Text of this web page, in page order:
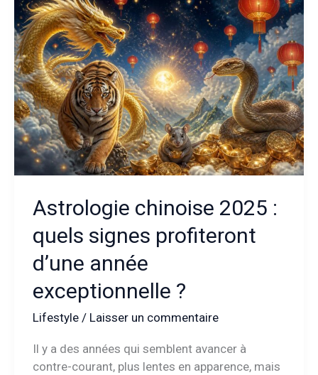
les
astres
vous
réservent-
ils
ce
cycle
?
Astrologie chinoise 2025 :
quels signes profiteront
d’une année
exceptionnelle ?
Lifestyle/ Laisser un commentaire
Il y a des années qui semblent avancer à
contre-courant, plus lentes en apparence, mais